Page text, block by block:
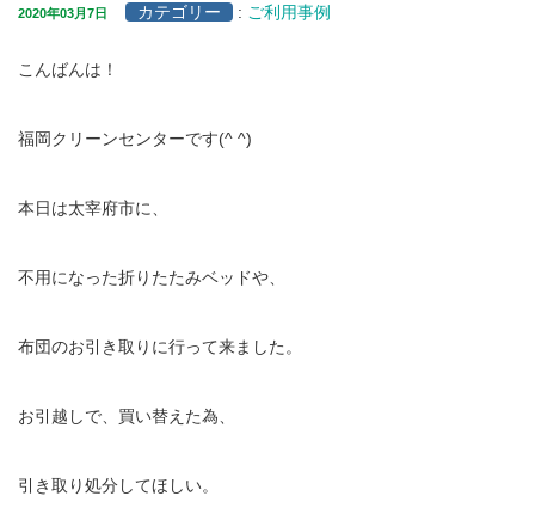
2020年03月7日 カテゴリー : ご利用事例
こんばんは！
福岡クリーンセンターです(^ ^)
本日は太宰府市に、
不用になった折りたたみベッドや、
布団のお引き取りに行って来ました。
お引越しで、買い替えた為、
引き取り処分してほしい。